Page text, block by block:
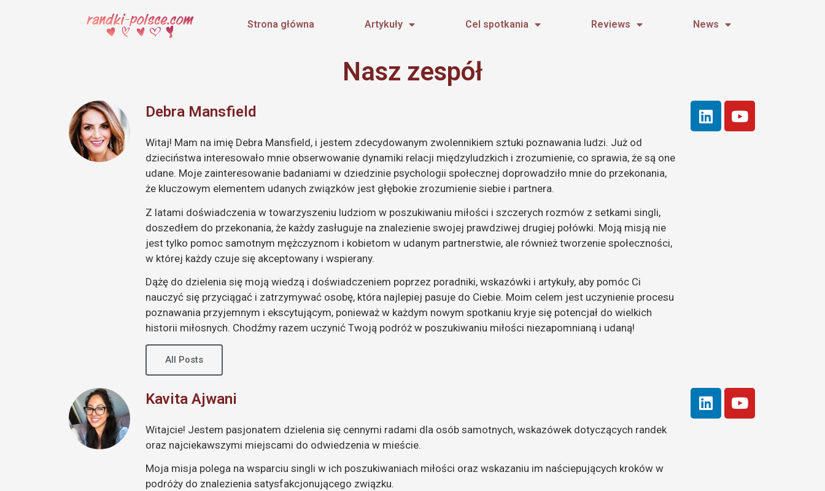
Strona główna Artykuły Cel spotkania Reviews News
Nasz zespół
Debra Mansfield
Witaj! Mam na imię Debra Mansfield, i jestem zdecydowanym zwolennikiem sztuki poznawania ludzi. Już od
dzieciństwa interesowało mnie obserwowanie dynamiki relacji międzyludzkich i zrozumienie, co sprawia, że są one
udane. Moje zainteresowanie badaniami w dziedzinie psychologii społecznej doprowadziło mnie do przekonania,
że kluczowym elementem udanych związków jest głębokie zrozumienie siebie i partnera.
Z latami doświadczenia w towarzyszeniu ludziom w poszukiwaniu miłości i szczerych rozmów z setkami singli,
doszedłem do przekonania, że każdy zasługuje na znalezienie swojej prawdziwej drugiej połówki. Moją misją nie
jest tylko pomoc samotnym mężczyznom i kobietom w udanym partnerstwie, ale również tworzenie społeczności,
w której każdy czuje się akceptowany i wspierany.
Dążę do dzielenia się moją wiedzą i doświadczeniem poprzez poradniki, wskazówki i artykuły, aby pomóc Ci
nauczyć się przyciągać i zatrzymywać osobę, która najlepiej pasuje do Ciebie. Moim celem jest uczynienie procesu
poznawania przyjemnym i ekscytującym, ponieważ w każdym nowym spotkaniu kryje się potencjał do wielkich
historii miłosnych. Chodźmy razem uczynić Twoją podróż w poszukiwaniu miłości niezapomnianą i udaną!
All Posts
Kavita Ajwani
Witajcie! Jestem pasjonatem dzielenia się cennymi radami dla osób samotnych, wskazówek dotyczących randek
oraz najciekawszymi miejscami do odwiedzenia w mieście.
Moja misja polega na wsparciu singli w ich poszukiwaniach miłości oraz wskazaniu im naściepujących kroków w
podróży do znalezienia satysfakcjonującego związku.